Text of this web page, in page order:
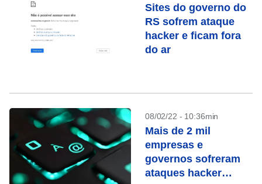
Sites do governo do
RS sofrem ataque
hacker e ficam fora
do ar
08/02/22 - 10:36min
Mais de 2 mil
empresas e
governos sofreram
ataques hacker